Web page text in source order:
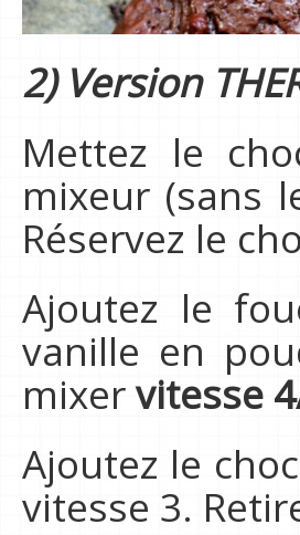
2) Version
Mettez le
mixeur (sans
Réservez le
Ajoutez le
vanille en
mixervitesse
Ajoutez le
vitesse 3.